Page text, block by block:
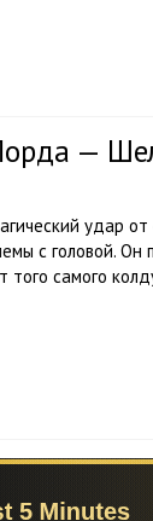
—
удар от
с головой. Он
самого